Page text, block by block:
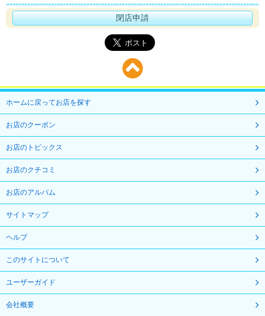
閉店申請
ホームに戻ってお店を探す
お店のクーポン
お店のトピックス
お店のクチコミ
お店のアルバム
サイトマップ
ヘルプ
このサイトについて
ユーザーガイド
会社概要